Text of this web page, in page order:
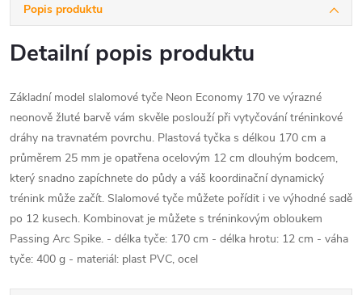
Popis produktu
Detailní popis produktu
Základní model slalomové tyče Neon Economy 170 ve výrazné
neonově žluté barvě vám skvěle poslouží při vytyčování tréninkové
dráhy na travnatém povrchu. Plastová tyčka s délkou 170 cm a
průměrem 25 mm je opatřena ocelovým 12 cm dlouhým bodcem,
který snadno zapíchnete do půdy a váš koordinační dynamický
trénink může začít. Slalomové tyče můžete pořídit i ve výhodné sadě
po 12 kusech. Kombinovat je můžete s tréninkovým obloukem
Passing Arc Spike. - délka tyče: 170 cm - délka hrotu: 12 cm - váha
tyče: 400 g - materiál: plast PVC, ocel